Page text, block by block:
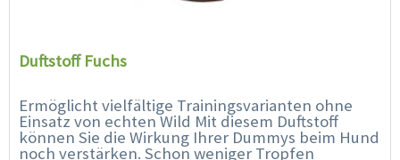
Duftstoff Fuchs
Ermöglicht vielfältige Trainingsvarianten ohne
Einsatz von echten Wild Mit diesem Duftstoff
können Sie die Wirkung Ihrer Dummys beim Hund
noch verstärken. Schon weniger Tropfen